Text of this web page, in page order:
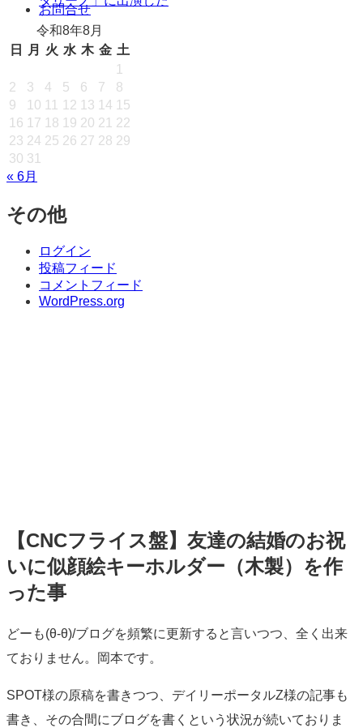
プ
お問合せ
令和8年8月
日
月 火 水 木 金 土
1
2
3 4 5 6 7
8
9
10 11 12 13 14 15
16 17 18 19 20 21 22
23 24 25 26 27 28 29
30 31
« 6月
その他
ログイン
投稿フィード
コメントフィード
WordPress.org
【CNCフライス盤】友達の結婚のお祝
いに似顔絵キーホルダー（木製）を作
った事
標
どーも(θ-θ)/ブログを頻繁に更新すると言いつつ、全く出来
ておりません。岡本です。
SPOT様の原稿を書きつつ、デイリーポータルZ様の記事も
書き、その合間にブログを書くという状況が続いておりま